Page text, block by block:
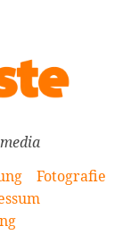
Fotografie